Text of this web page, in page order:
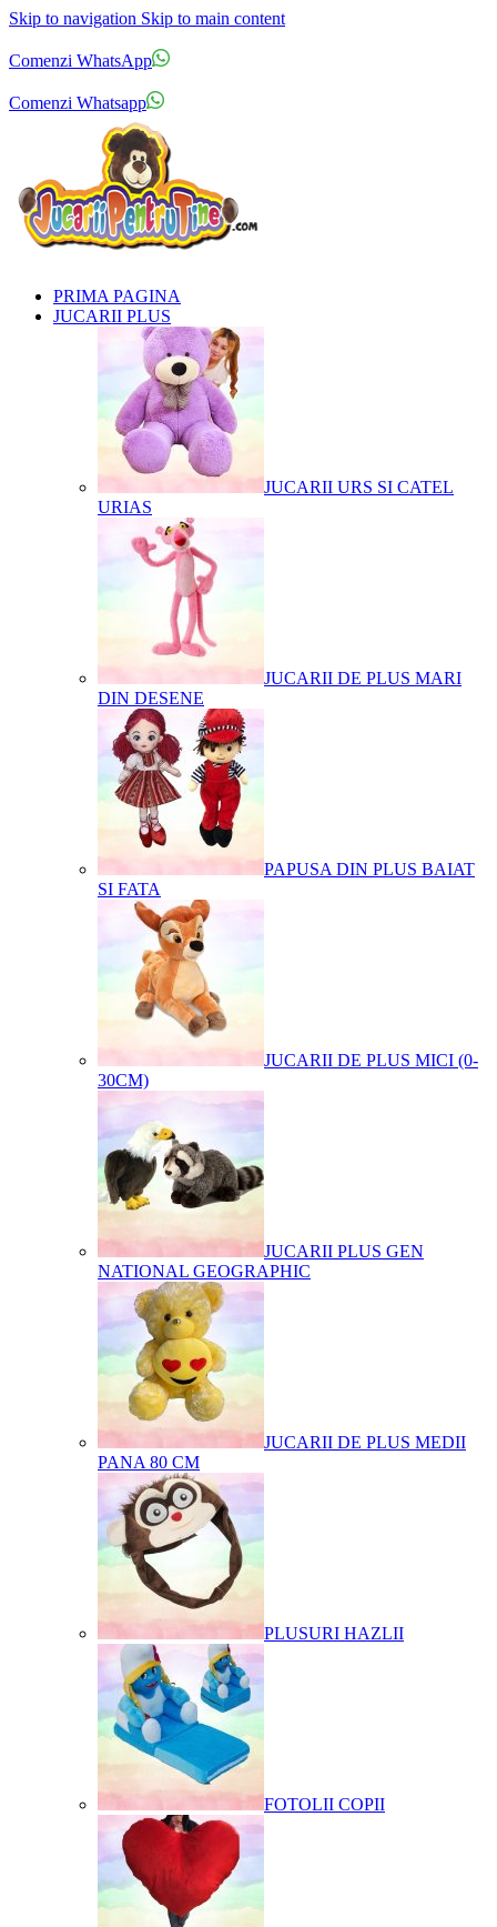
Skip to navigation Skip to main content
Comenzi WhatsApp
Comenzi Whatsapp
PRIMA PAGINA
JUCARII PLUS
JUCARII URS SI CATEL
URIAS
JUCARII DE PLUS MARI
DIN DESENE
PAPUSA DIN PLUS BAIAT
SI FATA
JUCARII DE PLUS MICI (0-
30CM)
JUCARII PLUS GEN
NATIONAL GEOGRAPHIC
JUCARII DE PLUS MEDII
PANA 80 CM
PLUSURI HAZLII
FOTOLII COPII